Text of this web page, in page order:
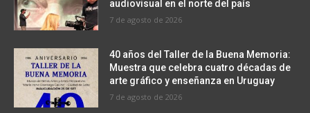
audiovisual en el norte del país
7 de agosto de 2026
40 años del Taller de la Buena Memoria:
Muestra que celebra cuatro décadas de
arte gráfico y enseñanza en Uruguay
7 de agosto de 2026